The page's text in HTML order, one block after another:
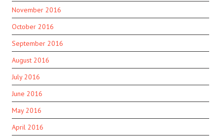
November 2016
October 2016
September 2016
August 2016
July 2016
June 2016
May 2016
April 2016